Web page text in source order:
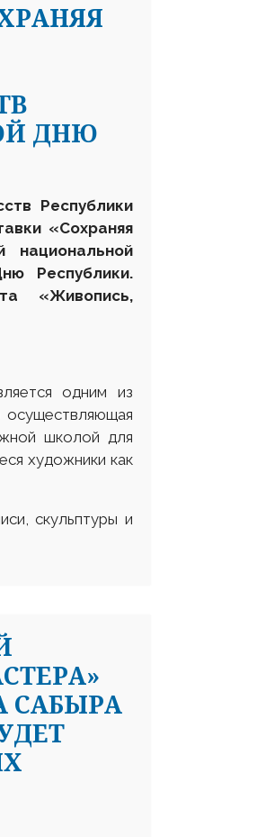
ДНЮ
Республики
«Сохраняя
национальной
Республики.
«Живопись,
одним из
осуществляющая
школой для
художники как
скульптуры и
САБЫРА